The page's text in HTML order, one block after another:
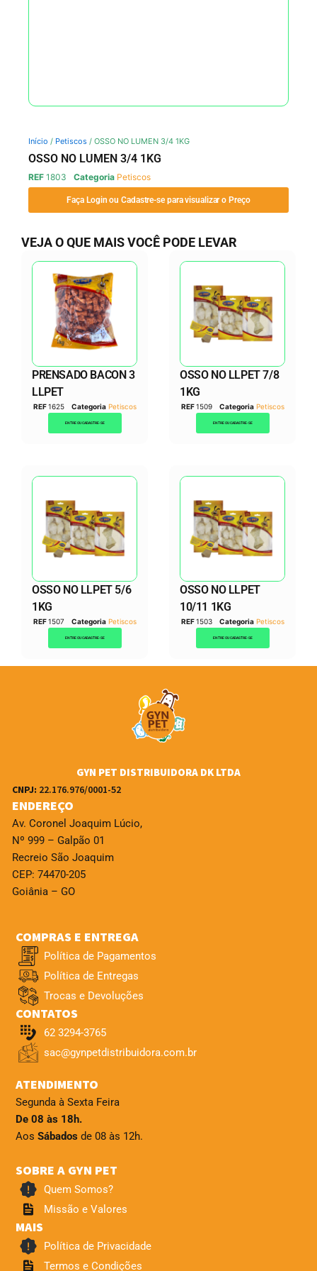
Início / Petiscos / OSSO NO LUMEN 3/4 1KG
OSSO NO LUMEN 3/4 1KG
REF 1803 Categoria Petiscos
Faça Login ou Cadastre-se para visualizar o Preço
VEJA O QUE MAIS VOCÊ PODE LEVAR
PRENSADO BACON 3
LLPET
REF1625 Categoria Petiscos
ENTRE OU CADASTRE-SE
OSSO NO LLPET 7/8
1KG
REF1509 Categoria Petiscos
ENTRE OU CADASTRE-SE
OSSO NO LLPET 5/6
1KG
REF1507 Categoria Petiscos
ENTRE OU CADASTRE-SE
OSSO NO LLPET
10/11 1KG
REF1503 Categoria Petiscos
ENTRE OU CADASTRE-SE
GYN PET DISTRIBUIDORA DK LTDA
CNPJ: 22.176.976/0001-52
ENDEREÇO
Av. Coronel Joaquim Lúcio,
Nº 999 – Galpão 01
Recreio São Joaquim
CEP: 74470-205
Goiânia – GO
COMPRAS E ENTREGA
Política de Pagamentos
Política de Entregas
Trocas e Devoluções
CONTATOS
62 3294-3765
sac@gynpetdistribuidora.com.br
ATENDIMENTO
Segunda à Sexta Feira
De 08 às 18h.
Aos Sábados de 08 às 12h.
SOBRE A GYN PET
Quem Somos?
Missão e Valores
MAIS
Política de Privacidade
Termos e Condições